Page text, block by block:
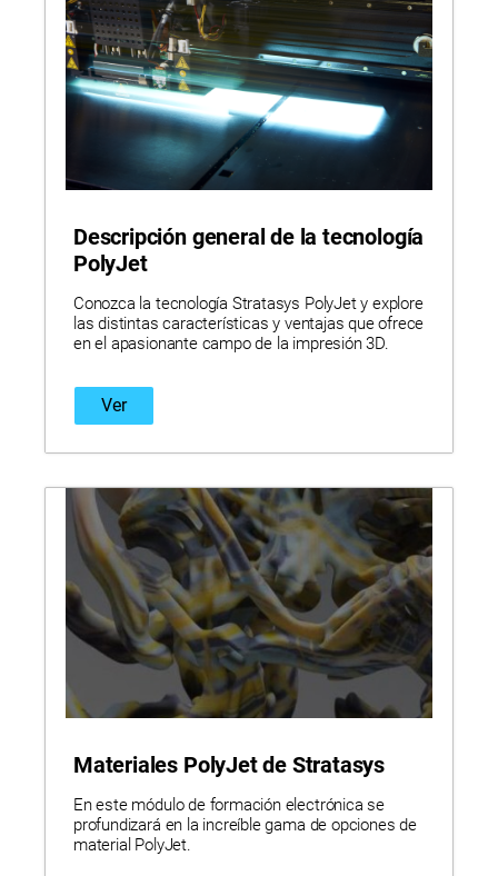
Descripción general de la tecnología
PolyJet
Conozca la tecnología Stratasys PolyJet y explore
las distintas características y ventajas que ofrece
en el apasionante campo de la impresión 3D.
Ver
Materiales PolyJet de Stratasys
En este módulo de formación electrónica se
profundizará en la increíble gama de opciones de
material PolyJet.